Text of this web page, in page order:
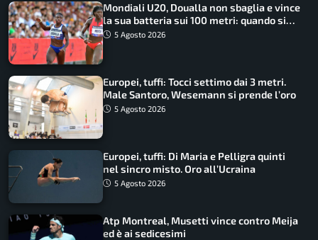
Mondiali U20, Doualla non sbaglia e vince
la sua batteria sui 100 metri: quando si
disputano le finali
5 Agosto 2026
Europei, tuffi: Tocci settimo dai 3 metri.
Male Santoro, Wesemann si prende l’oro
5 Agosto 2026
Europei, tuffi: Di Maria e Pelligra quinti
nel sincro misto. Oro all’Ucraina
5 Agosto 2026
Atp Montreal, Musetti vince contro Meija
ed è ai sedicesimi